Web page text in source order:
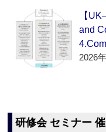
【
and
2026
研修会 セミナー